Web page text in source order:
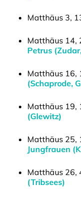
Matthäus 3,
Matthäus 14,
Petrus
Matthäus 16,
(Schaprode,
Matthäus 19,
(Glewitz)
Matthäus 25,
Jungfrauen
Matthäus 26,
(Tribsees)